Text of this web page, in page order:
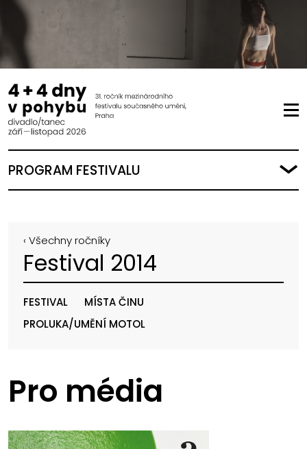
PROGRAM FESTIVALU
‹ Všechny ročníky
Festival 2014
FESTIVAL
MÍSTA ČINU
PROLUKA/UMĚNÍ MOTOL
Pro média